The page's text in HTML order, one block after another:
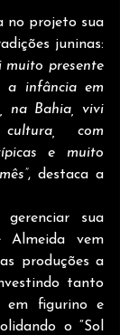
no projeto sua
muito presente
a infância em
na Bahia, vivi
cultura, com
e muito
, destaca a
gerenciar sua
Almeida vem
produções a
tanto
em figurino e
o “Sol